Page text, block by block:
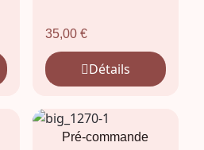
35,00 €
Détails
Pré-commande